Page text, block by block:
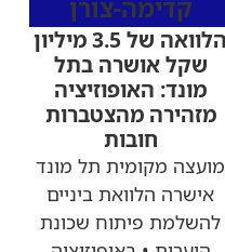
קדימה-צורן
הלוואה של 3.5 מיליון
שקל אושרה בתל
מונד: האופוזיציה
מזהירה מהצטברות
חובות
מועצה מקומית תל מונד
אישרה הלוואת ביניים
להשלמת פיתוח שכונת